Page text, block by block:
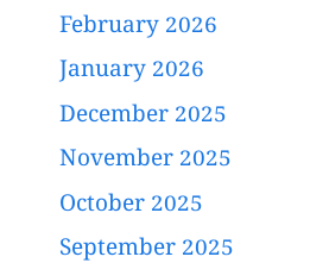
February 2026
January 2026
December 2025
November 2025
October 2025
September 2025